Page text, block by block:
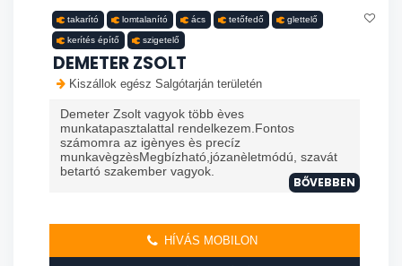
takarító lomtalanító ács tetőfedő glettelő
kerítés építő szigetelő
DEMETER ZSOLT
Kiszállok egész Salgótarján területén
Demeter Zsolt vagyok több èves
munkatapasztalattal rendelkezem.Fontos
számomra az igènyes ès precíz
munkavègzèsMegbízható,józanèletmódú, szavát
betartó szakember vagyok.
BŐVEBBEN
HÍVÁS MOBILON